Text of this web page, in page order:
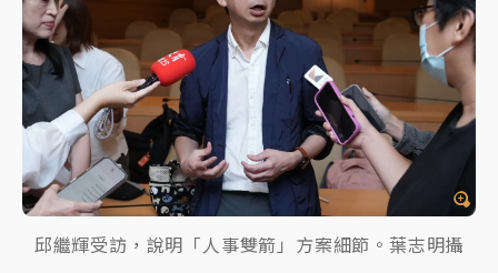
邱繼輝受訪，說明「人事雙箭」方案細節。葉志明攝